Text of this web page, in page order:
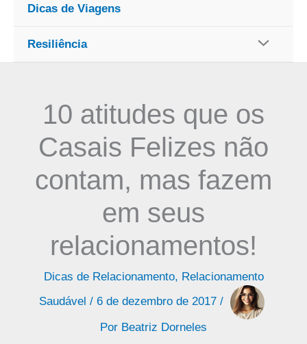
Dicas de Viagens
Resiliência
10 atitudes que os
Casais Felizes não
contam, mas fazem
em seus
relacionamentos!
Dicas de Relacionamento, Relacionamento
Saudável / 6 de dezembro de 2017 /
Por Beatriz Dorneles